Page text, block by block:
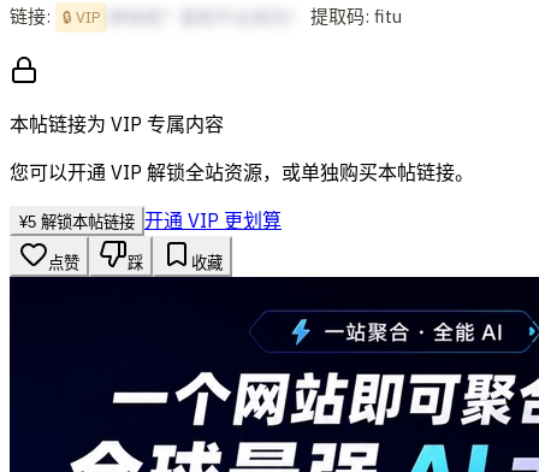
链接: 🔒 VIP 提取码: fitu
本帖链接为 VIP 专属内容
您可以开通 VIP 解锁全站资源，或单独购买本帖链接。
¥5 解锁本帖链接 开通 VIP 更划算
点赞 踩 收藏